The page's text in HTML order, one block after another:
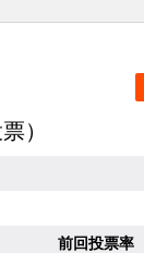
）
前回投票率